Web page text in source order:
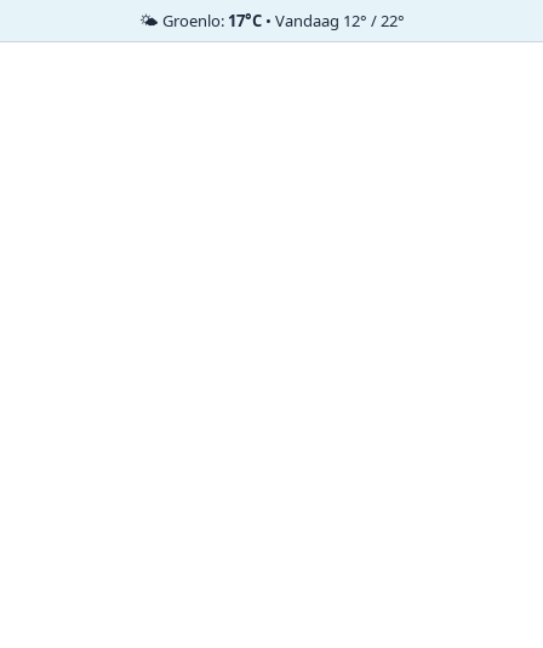
🌤️ Groenlo: 17°C• Vandaag 12° / 22°